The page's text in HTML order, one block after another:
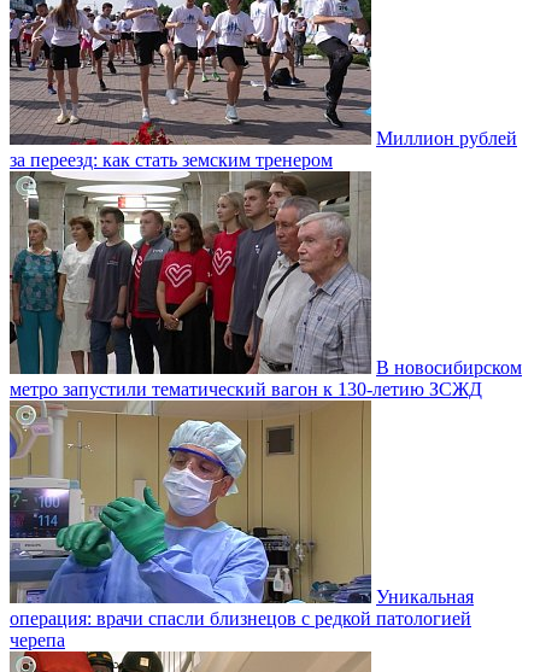
Миллион рублей
за переезд: как стать земским тренером
В новосибирском
метро запустили тематический вагон к 130-летию ЗСЖД
Уникальная
операция: врачи спасли близнецов с редкой патологией
черепа